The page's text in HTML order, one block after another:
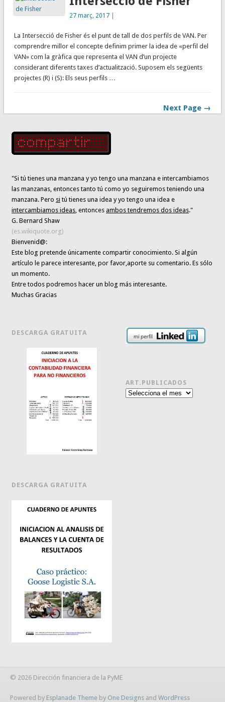
27 març, 2017
La Intersecció de Fisher és el punt de tall de dos perfils de VAN. Per
comprendre millor el concepte definim primer la idea de «perfil del
VAN» com la gràfica que representa el VAN d’un projecte
considerant diferents taxes d’actualització. Suposem els següents
projectes (R) i (S): Els seus perfils …
Next Page →
"Si tú tienes una manzana y yo tengo una manzana e intercambiamos
las manzanas, entonces tanto tú como yo seguiremos teniendo una
manzana. Pero si tú tienes una idea y yo tengo una idea e
intercambiamos ideas , entoncesambos tendremos dos ideas."
G. Bernard Shaw
(es.wikiquote.org)
Bienvenid@:
Este blog pretende únicamentecompartir conocimiento. Si algún
artículo le parece interesante,por favor,aporte su comentario. Es sólo
un momento.
Entre todos podremos hacer un blog más interesante.
Muchas Gracias
DESCARGA GRATUITA
DESCARGA GRATUITA
ART.PUBLICADOS
Art.publicados
© 2026 Dirección financiera de la PyME
Powered by Esplanade Theme by One Designs and WordPress